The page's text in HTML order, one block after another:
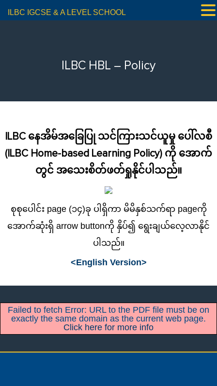
ILBC HBL – Policy
ILBC နေအိမ်အခြေပြု သင်ကြားသင်ယူမှု ပေါ်လစီ
(ILBC Home-based Learning Policy) ကို အောက်
တွင် အသေးစိတ်ဖတ်ရှုနိုင်ပါသည်။
စုစုပေါင်း page (၁၄)ခု ပါရှိကာ မိမိနှစ်သက်ရာ pageကို
အောက်ဆုံးရှိ arrow buttonကို နှိပ်၍ ‌ရွေးချယ်လေ့လာနိုင်
ပါသည်။
<English Version>
Failed to fetch Error: URL to the PDF file must be on
exactly the same domain as the current web page.
Click here for more info
ILBC IGCSE & A LEVEL SCHOOL